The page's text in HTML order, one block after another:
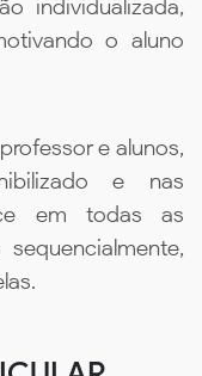
individualizada,
o aluno
e alunos,
e nas
em todas as